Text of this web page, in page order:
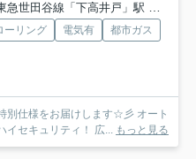
急世田谷線「下高井戸」駅 徒歩17分
ーリング 電気有
都市ガス
別仕様をお届けします☆彡 オート
イセキュリティ！ 広... もっと見る